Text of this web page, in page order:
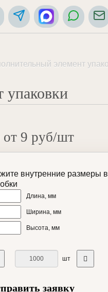
элемент
упаковки
от 9 руб/шт
внутренние размеры
Длина, мм
Ширина, мм
Высота, мм
шт
заявку